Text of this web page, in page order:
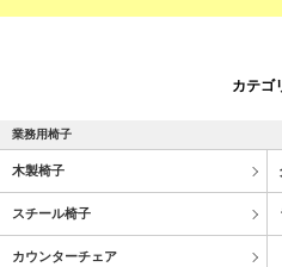
カテゴ
業務用椅子
木製椅子
スチール椅子
カウンターチェア